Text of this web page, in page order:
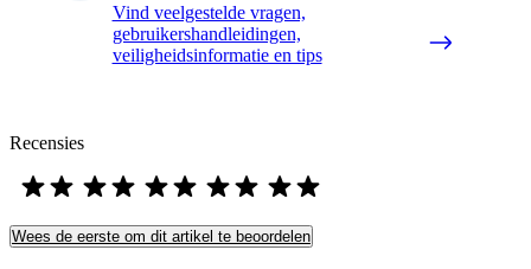
Vind veelgestelde vragen,
gebruikershandleidingen,
veiligheidsinformatie en tips
Recensies
Wees de eerste om dit artikel te beoordelen